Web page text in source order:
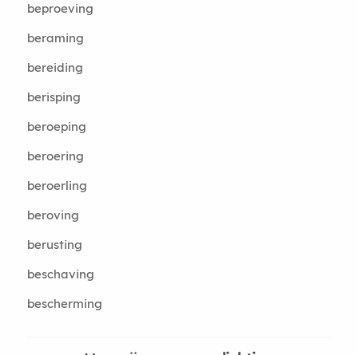
beproeving
beraming
bereiding
berisping
beroeping
beroering
beroerling
beroving
berusting
beschaving
bescherming